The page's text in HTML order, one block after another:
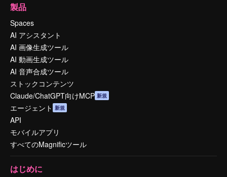
製品
Spaces
AI アシスタント
AI 画像生成ツール
AI 動画生成ツール
AI 音声合成ツール
ストックコンテンツ
Claude/ChatGPT向けMCP 新規
エージェント 新規
API
モバイルアプリ
すべてのMagnificツール
はじめに